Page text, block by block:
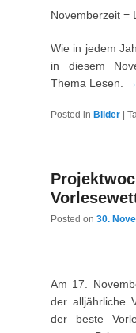
Novemberzeit =
Wie in jedem
in diesem
Thema Lesen.
Posted in Bilder |
Posted on 30.
Am 17.
der alljährliche
der beste